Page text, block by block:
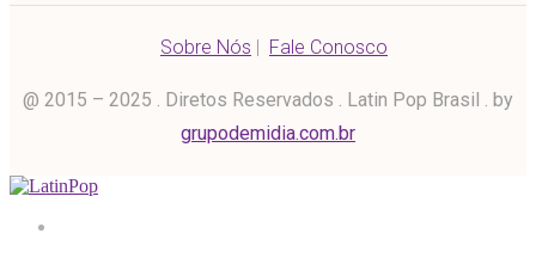
Sobre Nós | Fale Conosco
@ 2015 – 2025 . Diretos Reservados . Latin Pop Brasil . by
grupodemidia.com.br